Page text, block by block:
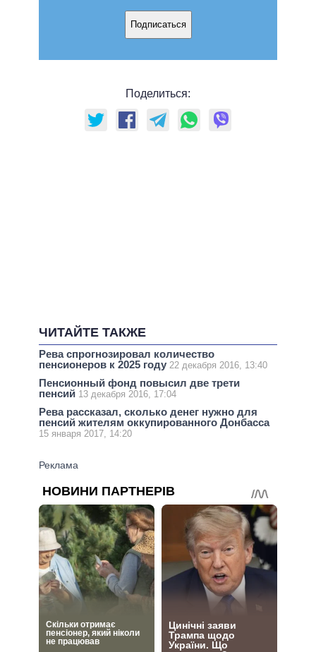
Подписаться
Поделиться:
ЧИТАЙТЕ ТАКЖЕ
Рева спрогнозировал количество
пенсионеров к 2025 году 22 декабря 2016, 13:40
Пенсионный фонд повысил две трети
пенсий 13 декабря 2016, 17:04
Рева рассказал, сколько денег нужно для
пенсий жителям оккупированного Донбасса
15 января 2017, 14:20